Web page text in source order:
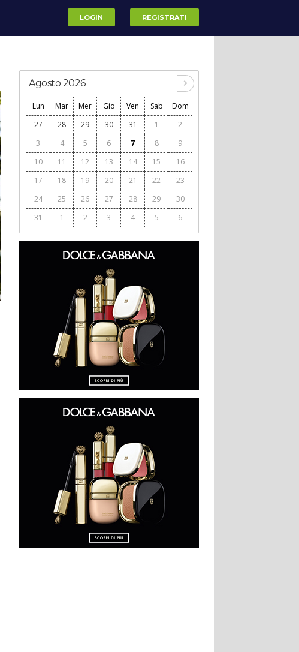
LOGIN REGISTRATI
Agosto 2026
Lun Mar Mer Gio Ven Sab
Dom
27
28 29 30 31 1
2
3
4 5 6 7 8
9
10
11 12 13 14 15
16
17
18 19 20 21 22
23
24
25 26 27 28 29
30
31
1 2 3 4 5 6